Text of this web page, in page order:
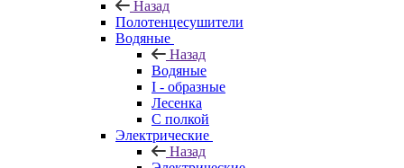
Назад
Полотенцесушители
Водяные
Назад
Водяные
I - образные
Лесенка
С полкой
Электрические
Назад